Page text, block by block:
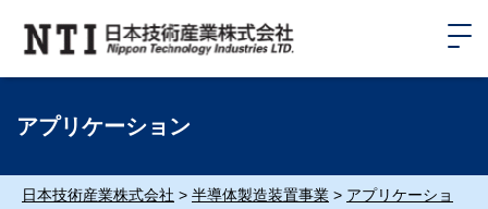
アプリケーション
日本技術産業株式会社 > 半導体製造装置事業 > アプリケーショ